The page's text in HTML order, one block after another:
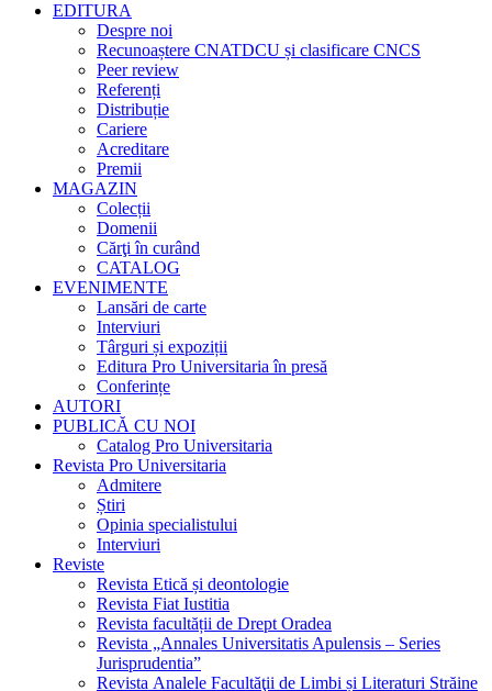
EDITURA
Despre noi
Recunoaștere CNATDCU și clasificare CNCS
Peer review
Referenți
Distribuție
Cariere
Acreditare
Premii
MAGAZIN
Colecții
Domenii
Cărţi în curând
CATALOG
EVENIMENTE
Lansări de carte
Interviuri
Târguri și expoziții
Editura Pro Universitaria în presă
Conferințe
AUTORI
PUBLICĂ CU NOI
Catalog Pro Universitaria
Revista Pro Universitaria
Admitere
Știri
Opinia specialistului
Interviuri
Reviste
Revista Etică și deontologie
Revista Fiat Iustitia
Revista facultății de Drept Oradea
Revista „Annales Universitatis Apulensis – Series
Jurisprudentia”
Revista Analele Facultăţii de Limbi și Literaturi Străine